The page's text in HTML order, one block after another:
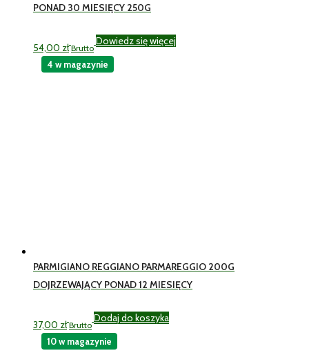
PONAD 30 MIESIĘCY 250G
54,00 zł Brutto
Dowiedz się więcej
PARMIGIANO REGGIANO PARMAREGGIO 200G
DOJRZEWAJĄCY PONAD 12 MIESIĘCY
37,00 zł Brutto
Dodaj do koszyka
4 w magazynie
10 w magazynie